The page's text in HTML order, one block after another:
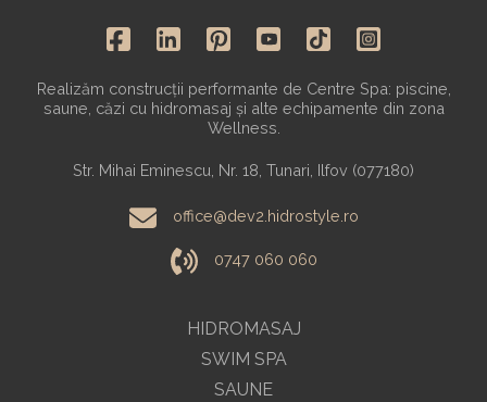
HIDROMASAJ
SWIM SPA
SAUNE
Realizăm construcții performante de Centre Spa: piscine,
saune, căzi cu hidromasaj și alte echipamente din zona
Wellness.
Str. Mihai Eminescu, Nr. 18, Tunari, Ilfov (077180)
office@dev2.hidrostyle.ro
0747 060 060